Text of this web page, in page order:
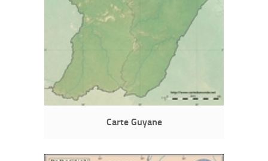
Carte Guyane